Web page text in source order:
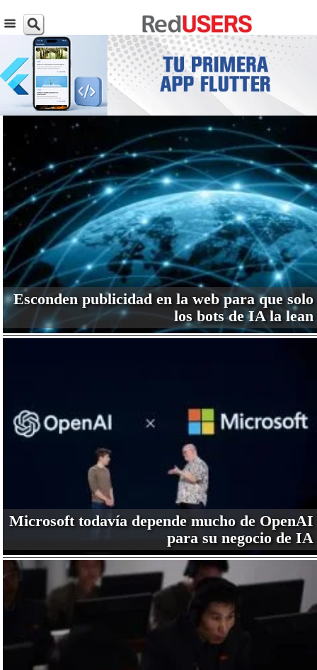
Esconden publicidad en la web para que solo
los bots de IA la lean
Microsoft todavía depende mucho de OpenAI
para su negocio de IA